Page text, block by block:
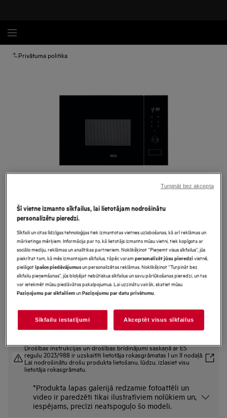
Privātuma politika
MSB2057D-B
6000.sērijas Iebūvējama mikroviļņu
krāsns 19 l
Priekšrocības
Pasniedziet smalku ēdienu uzreiz no mikroviļņu krāsns, pateicoties grila
funkcijai
Mikroviļņu un grila funkcija, kas izmantojama jebkurā kombinācijā
Drošības instrukcijas un drošības brīdinājumi saskaņā ar ES
regulu 2023/988 ir uzskaitīti lietotāja rokasgrāmatas I un II nodaļā.
Lai nodrošinātu drošu produkta lietošanu, lūdzu, izlasiet visu
lietotāja rokasgrāmatu.
*Produkta lapas galerijā redzamie fotoattēli un
video ir paredzēti tikai ilustratīviem nolūkiem un,
iespējams, precīzi neatspoguļo šo modeli.
Šī vietne izmanto sīkfailus, lai lietotājam nodrošinātu
personalizētu pieredzi.
Sīkfaili un citas līdzīgas tehnoloģijas tiek izmantotas vietnes uzlabošanas, kā arī reklāmas un
mārketinga mērķiem. Informācija par to, kā lietotājs izmanto mūsu vietni, tiek kopīgota ar
sociālo mediju, reklāmas un analītikas partneriem. Noklikšķinot “Pieņemt visus sīkfailus”, jūs
piekrītat tam, kā mēs izmantojam sīkfailus, tāpēc varampersonalizēt jūsu pieredzivietnē,
pielāgotīpašos piedāvājumusun personalizētas reklāmas. Noklikšķinot “Turpināt bez
sīkfailu pieņemšanas”, jūs bloķējat nebūtiskus sīkfailus un savu pārlūkošanas pieredzi, un tas
var ietekmēt mūsu piedāvātos pakalpojumus. Lai uzzinātu vairāk, skatiet mūsu
Paziņojumu par sīkfailiemunPaziņojumu par datu privātumu.
Sīkfailu iestatījumi Akceptēt visus sīkfailus
Turpināt bez akcepta